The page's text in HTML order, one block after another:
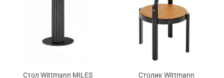
Стол Wittmann MILES
Столик Wittmann